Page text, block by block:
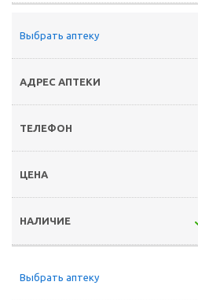
Выбрать аптеку
Выбрать аптеку